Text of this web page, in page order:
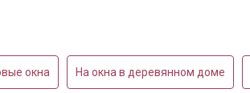
окна На окна в деревянном доме